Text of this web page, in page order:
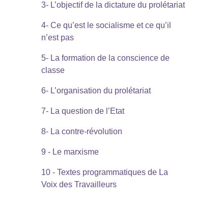
3- L’objectif de la dictature du prolétariat
4- Ce qu’est le socialisme et ce qu’il
n’est pas
5- La formation de la conscience de
classe
6- L’organisation du prolétariat
7- La question de l’Etat
8- La contre-révolution
9 - Le marxisme
10 - Textes programmatiques de La
Voix des Travailleurs